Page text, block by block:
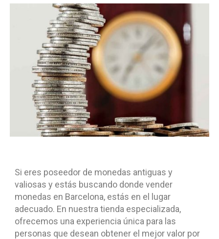
Si eres poseedor de monedas antiguas y
valiosas y estás buscando donde vender
monedas en Barcelona, estás en el lugar
adecuado. En nuestra tienda especializada,
ofrecemos una experiencia única para las
personas que desean obtener el mejor valor por